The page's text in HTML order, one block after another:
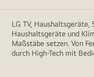
LG TV,
Haushaltsgeräte und
Maßstäbe setzen. Von
durch High-Tech mit